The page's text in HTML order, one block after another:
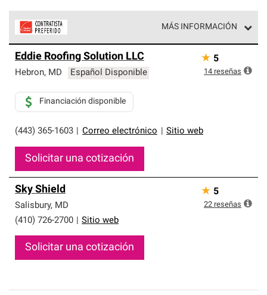
MÁS INFORMACIÓN
parte de una red exclusiva de profesionales de techos
que cumplen con altos estándares y requisitos estrictos
Eddie Roofing Solution LLC
Hebron, MD Español Disponible
(443) 365-1603 Correo electrónico Sitio web
Financiación disponible
Solicitar una cotización
★ 5
14 reseñas
Sky Shield
Salisbury, MD
(410) 726-2700
Sitio web
Solicitar una cotización
★ 5
22 reseñas